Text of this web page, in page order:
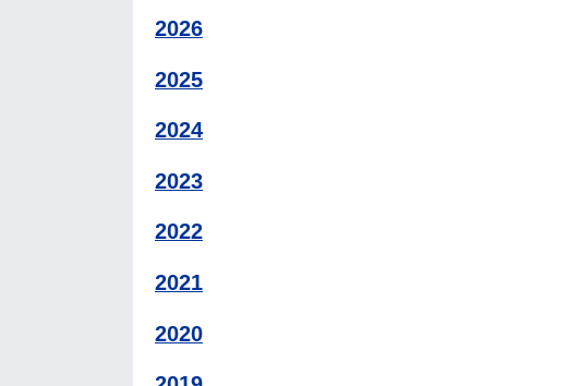
2026
2025
2024
2023
2022
2021
2020